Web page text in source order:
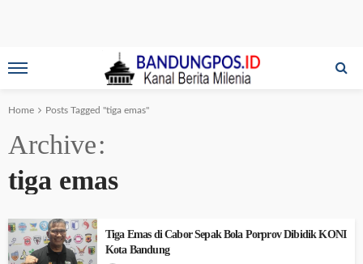
Home Posts Tagged "tiga emas"
Archive
tiga emas
Tiga Emas di Cabor Sepak Bola Porprov Dibidik KONI
Kota Bandung